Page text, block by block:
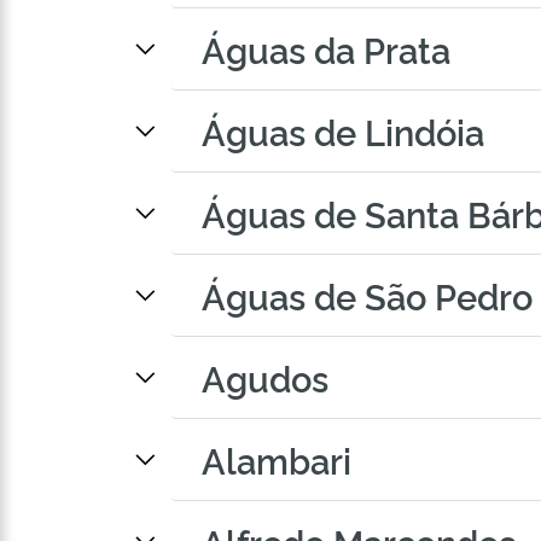
Águas da Prata
Águas de Lindóia
Águas de Santa
Águas de São Pedro
Agudos
Alambari